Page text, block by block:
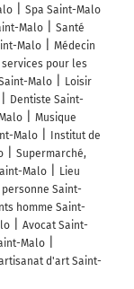
Spa Saint-Malo
Malo
Santé
Malo
Médecin
services pour les
Malo
Loisir
Dentiste Saint-
Musique
Malo
Institut de
Supermarché,
Malo
Lieu
Saint-
homme Saint-
Avocat Saint-
Malo
d'art Saint-